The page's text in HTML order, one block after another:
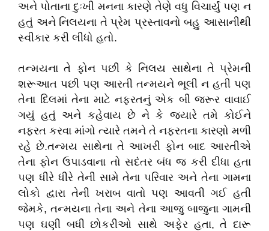
અને પોતાના દુઃખી મનના કારણે તેણે વધુ વિચાર્યું પણ ન
હતું અને નિલયના તે પ્રેમ પ્રસ્તાવનો બહુ આસાનીથી
સ્વીકાર કરી લીધો હતો.
તન્મયના તે ફોન પછી કે નિલય સાથેના તે પ્રેમની
શરૂઆત પછી પણ આરતી તન્મયને ભૂલી ન હતી પણ
તેના દિલમાં તેના માટે નફરતનું એક બી જરૂર વાવાઈ
ગયું હતું અને કહેવાય છે ને કે જ્યારે તમે કોઈને
નફરત કરવા માંગો ત્યારે તમને તે નફરતના કારણો મળી
રહે છે.તન્મય સાથેના તે આખરી ફોન બાદ આરતીએ
તેના ફોન ઉપાડવાના તો સદંતર બંધ જ કરી દીધા હતા
પણ ધીરે ધીરે તેની સામે તેના પરિવાર અને તેના ગામના
લોકો દ્વારા તેની ખરાબ વાતો પણ આવતી ગઈ હતી
જેમકે, તન્મયના તેના અને તેના આજુ બાજુના ગામની
પણ ઘણી બધી છોકરીઓ સાથે અફેર હતા, તે દારૂ